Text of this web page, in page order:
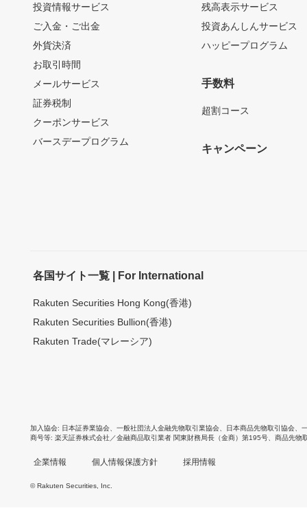
投資情報サービス
ご入金・ご出金
外貨決済
お取引時間
メールサービス
証券税制
クーポンサービス
バースデープログラム
残高表示サービス
投資あんしんサービス
ハッピープログラム
手数料
超割コース
キャンペーン
各国サイト一覧 | For International
Rakuten Securities Hong Kong(香港)
Rakuten Securities Bullion(香港)
Rakuten Trade(マレーシア)
加入協会 日本証券業協会 一般社団法人金融先物取引業協会 日本商品先物取引協会
商号等 楽天証券株式会社／金融商品取引業者 関東財務局長（金商）第195号、商品先物
企業情報 個人情報保護方針 採用情報
© Rakuten Securities, Inc.